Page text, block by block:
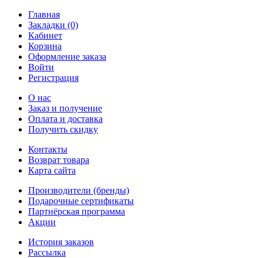
Главная
Закладки (0)
Кабинет
Корзина
Оформление заказа
Войти
Регистрация
О нас
Заказ и получение
Оплата и доставка
Получить скидку
Контакты
Возврат товара
Карта сайта
Производители (бренды)
Подарочные сертификаты
Партнёрская программа
Акции
История заказов
Рассылка